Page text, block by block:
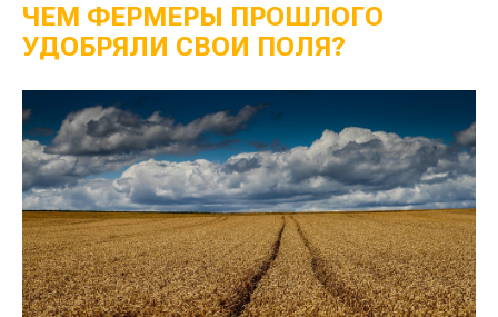
ЧЕМ ФЕРМЕРЫ ПРОШЛОГО
УДОБРЯЛИ СВОИ ПОЛЯ?